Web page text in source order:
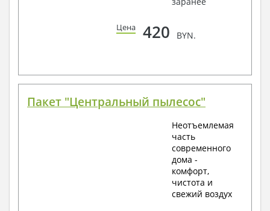
Цена 420 BYN.
Пакет "Центральный пылесос"
Неотъемлемая
часть
современного
дома -
комфорт,
чистота и
свежий воздух